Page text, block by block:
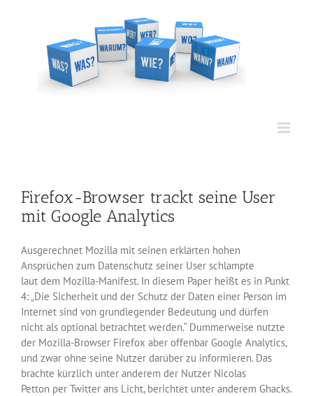
Firefox-Browser trackt seine User
mit Google Analytics
Ausgerechnet Mozilla mit seinen erklärten hohen
Ansprüchen zum Datenschutz seiner User schlampte
laut dem Mozilla-Manifest. In diesem Paper heißt es in Punkt
4: „Die Sicherheit und der Schutz der Daten einer Person im
Internet sind von grundlegender Bedeutung und dürfen
nicht als optional betrachtet werden.“ Dummerweise nutzte
der Mozilla-Browser Firefox aber offenbar Google Analytics,
und zwar ohne seine Nutzer darüber zu informieren. Das
brachte kürzlich unter anderem der Nutzer Nicolas
Petton per Twitter ans Licht, berichtet unter anderem Ghacks.